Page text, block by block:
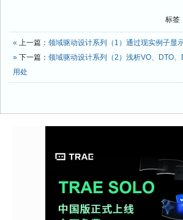
标签
« 上一篇： 领域驱动设计系列（1）通过现实例子显
» 下一篇： 领域驱动设计系列（2）浅析VO、DTO
用处